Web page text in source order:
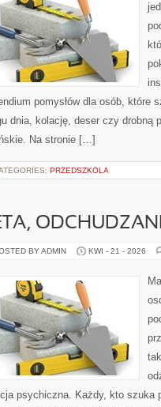
pomysłów dla osób, które
dnia, kolację, deser czy drobną
Na stronie […]
PRZEDSZKOLA
BY ADMIN KWI - 21 - 2026
psychiczna. Każdy, kto szuka